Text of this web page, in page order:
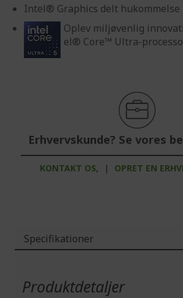
Intel® Graphics delt hukommelse
Oplev miljøvenlig
el® Core™ Ultra-
Erhvervskunde? Se vores
KONTAKT OS, | OPRET EN
Specifikationer
Produktdetaljer